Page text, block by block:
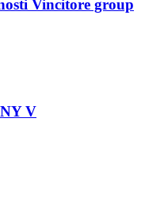
Vincitore group
V